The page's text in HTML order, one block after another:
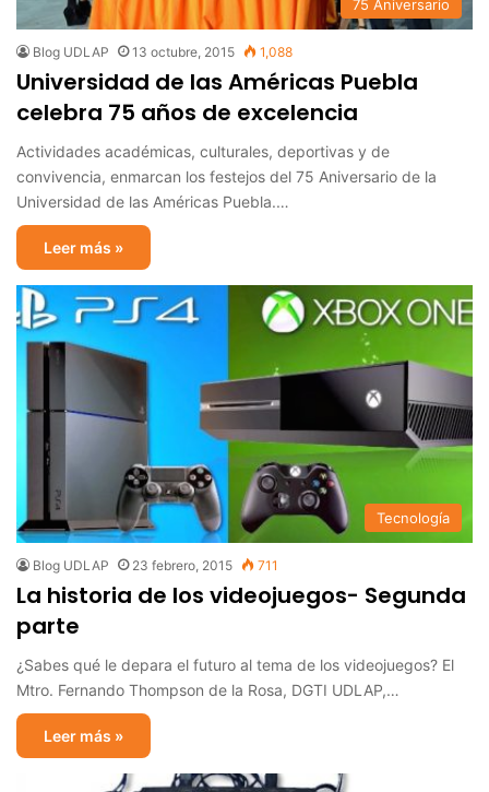
75 Aniversario
Blog UDLAP 13 octubre, 2015 1,088
Universidad de las Américas Puebla
celebra 75 años de excelencia
Actividades académicas, culturales, deportivas y de
convivencia, enmarcan los festejos del 75 Aniversario de la
Universidad de las Américas Puebla.…
Leer más »
Tecnología
Blog UDLAP 23 febrero, 2015 711
La historia de los videojuegos- Segunda
parte
¿Sabes qué le depara el futuro al tema de los videojuegos? El
Mtro. Fernando Thompson de la Rosa, DGTI UDLAP,…
Leer más »